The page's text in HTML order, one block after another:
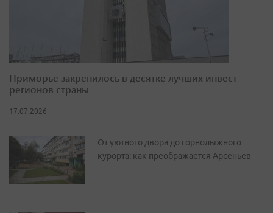
Приморье закрепилось в десятке лучших инвест-
регионов страны
17.07.2026
От уютного двора до горнолыжного
курорта: как преображается Арсеньев